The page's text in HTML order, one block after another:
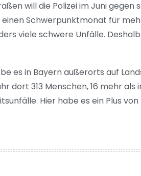
will die Polizei im Juni
Schwerpunktmonat für
viele schwere Unfälle.
es in Bayern außerorts auf
dort 313 Menschen, 16 mehr als
Hier habe es ein Plus